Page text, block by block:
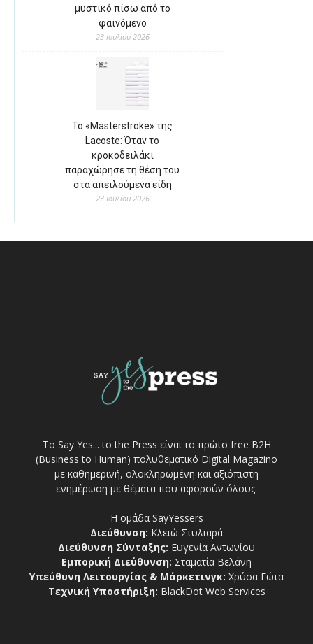
μυστικό πίσω από το
φαινόμενο
23 Ιουλίου 2026
Το «Masterstroke» της
Lacoste: Όταν το
κροκοδειλάκι
παραχώρησε τη θέση του
στα απειλούμενα είδη
23 Ιουλίου 2026
Το Say Yes... to the Press είναι το πρώτο free Β2Η
(Business to Human) πολυθεματικό Digital Magazino
με καθημερινή, ολοκληρωμένη και αξιόπιστη
ενημέρωση με θέματα που αφορούν όλους.
Η ομάδα SayYessers
Διεύθυνση: Κλειώ Στυλιαρά
Διεύθυνση Σύνταξης: Ευγενία Αντωνίου
Εμπορική Διεύθυνση: Σταματία Βελάνη
Υπεύθυνη Λειτουργίας & Μάρκετινγκ: Χρύσα Γώτα
Τεχνική Υποστήριξη: BlackDot Web Services